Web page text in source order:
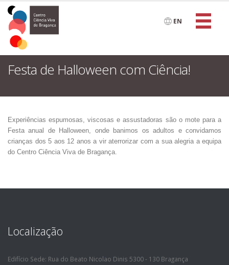
EN
Festa de Halloween com Ciência!
Experiências espumosas, viscosas e assustadoras são o mote para a
Festa anual de Halloween, onde banimos os adultos e convidamos
crianças dos 5 aos 12 anos a vir aterrorizar com a sua alegria a equipa
do Centro Ciência Viva de Bragança.
Localização
Edifício Sede: Rua do Beato Nicolao Dinis 5300 - 130 Bragança